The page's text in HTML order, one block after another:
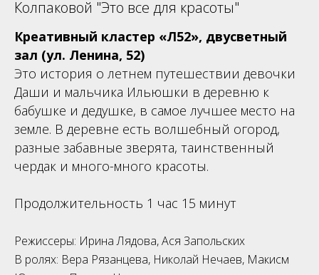
Колпаковой "Это все для красоты"
Креативный кластер «Л52», двусветный
зал (ул. Ленина, 52)
Это история о летнем путешествии девочки
Даши и мальчика Ильюшки в деревню к
бабушке и дедушке, в самое лучшее место на
земле. В деревне есть волшебный огород,
разные забавные зверята, таинственный
чердак и много-много красоты.
Продолжительность 1 час 15 минут
Режиссеры: Ирина Лядова, Ася Запольских
В ролях: Вера Рязанцева, Николай Нечаев, Макисм